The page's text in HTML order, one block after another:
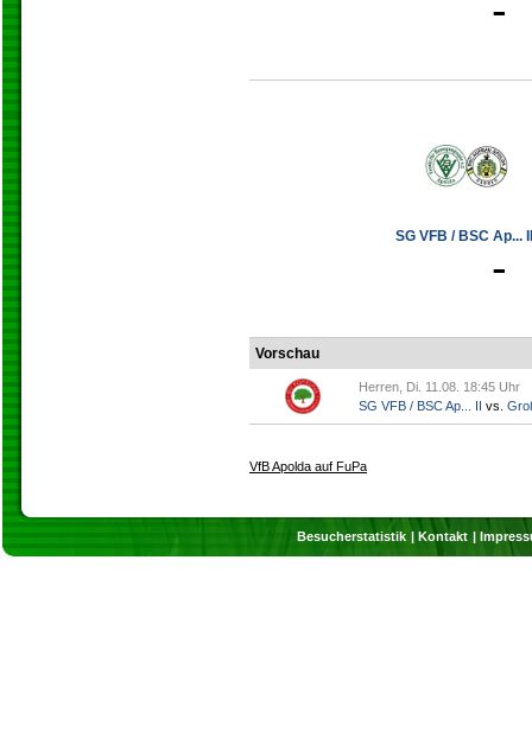
-
SG VFB / BSC Ap...
-
Vorschau
Herren, Di. 11.08. 18:45 Uhr
SG VFB / BSC Ap... II vs.
VfB Apolda auf FuPa
Besucherstatistik Kontakt